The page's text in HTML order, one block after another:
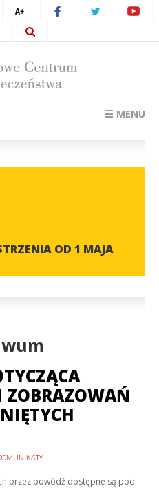
☰ MENU
OD 1 MAJA
ZOBRAZOWAŃ
przez powódź dostępne są pod